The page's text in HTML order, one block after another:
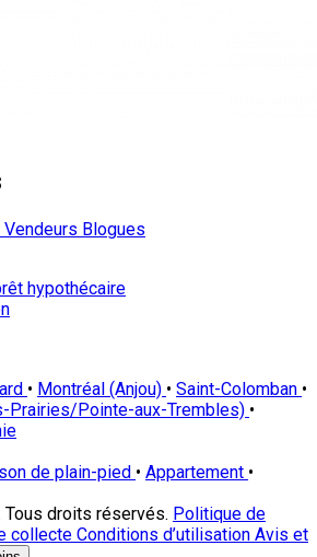
Vendeurs Blogues
hypothécaire
• Montréal (Anjou) • Saint-Colomban •
Prairies/Pointe-aux-Trembles) •
de plain-pied • Appartement •
. Tous droits réservés. Politique de
collecte Conditions d’utilisation Avis et